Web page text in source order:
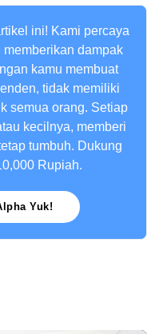
ini! Kami percaya
dampak
kamu membuat
tidak memiliki
semua orang. Setiap
kecilnya, memberi
tumbuh. Dukung
Rupiah.
Yuk!